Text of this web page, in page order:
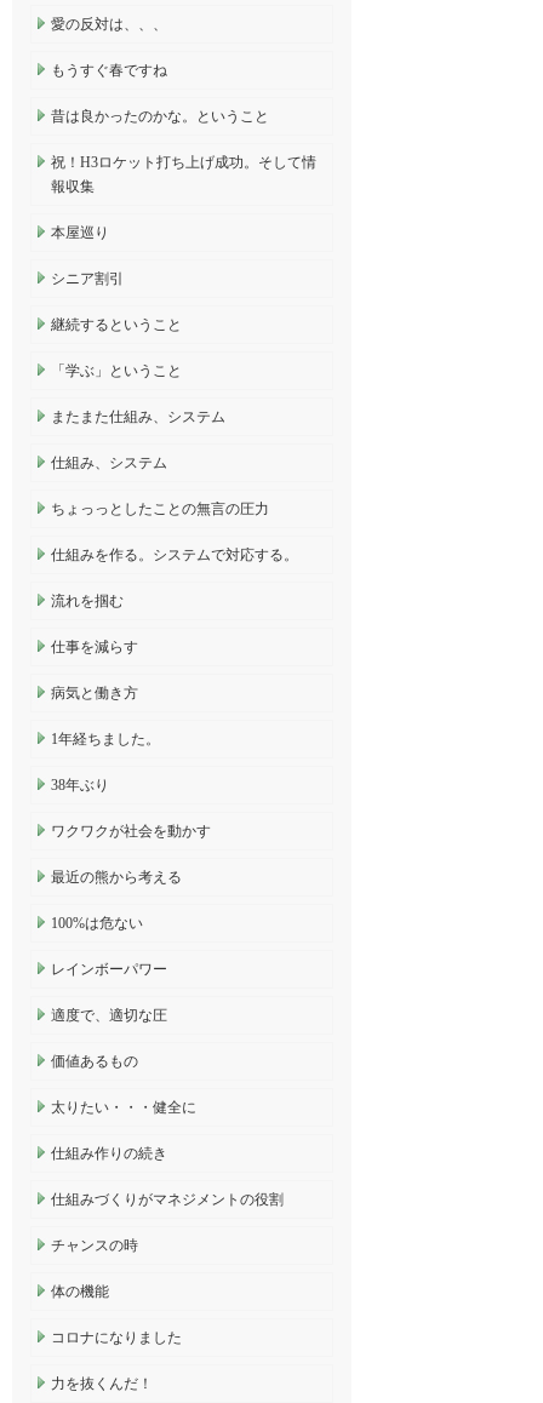
愛の反対は、、、
もうすぐ春ですね
昔は良かったのかな。ということ
祝！H3ロケット打ち上げ成功。そして情
報収集
本屋巡り
シニア割引
継続するということ
「学ぶ」ということ
またまた仕組み、システム
仕組み、システム
ちょっっとしたことの無言の圧力
仕組みを作る。システムで対応する。
流れを掴む
仕事を減らす
病気と働き方
1年経ちました。
38年ぶり
ワクワクが社会を動かす
最近の熊から考える
100%は危ない
レインボーパワー
適度で、適切な圧
価値あるもの
太りたい・・・健全に
仕組み作りの続き
仕組みづくりがマネジメントの役割
チャンスの時
体の機能
コロナになりました
力を抜くんだ！